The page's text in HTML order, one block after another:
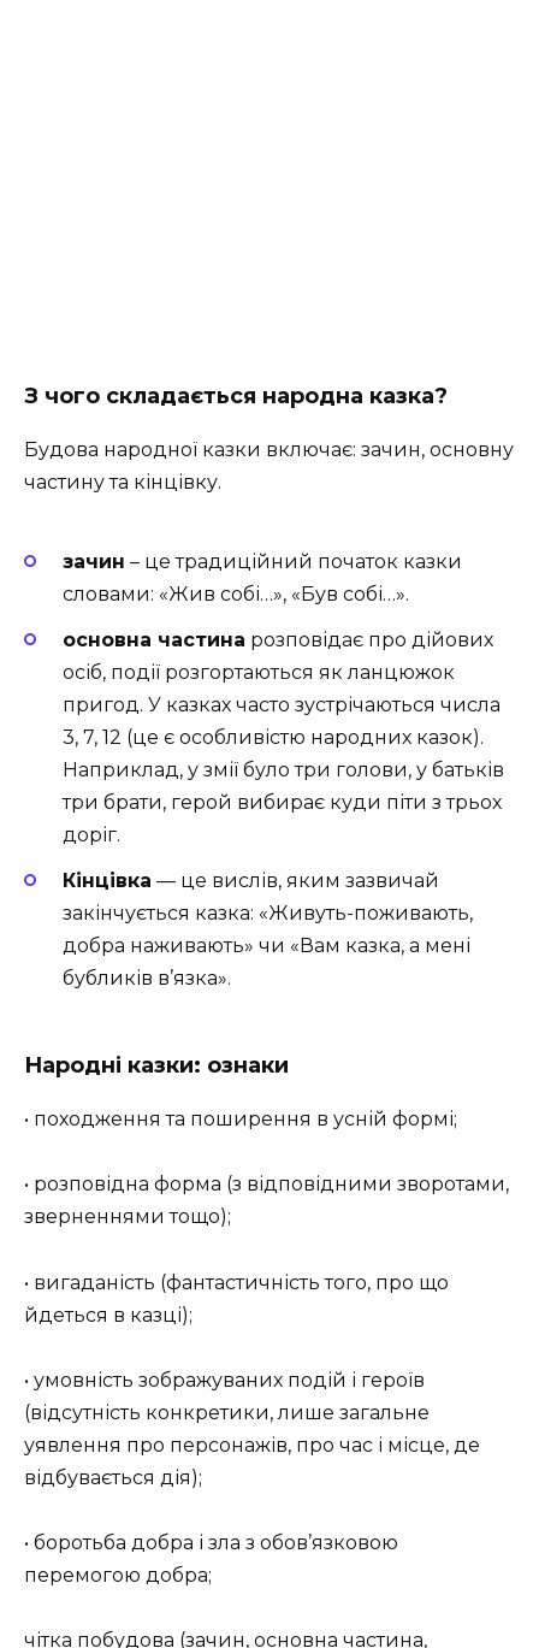
З чого складається народна казка?
Будова народної казки включає: зачин, основну
частину та кінцівку.
зачин – це традиційний початок казки
словами: «Жив собі…», «Був собі…».
основна частина розповідає про дійових
осіб, події роз­гортаються як ланцюжок
пригод. У казках часто зустрічаються числа
3, 7, 12 (це є особливістю народних казок).
Наприклад, у змії було три голови, у батьків
три брати, герой вибирає куди піти з трьох
доріг.
Кінцівка — це вислів, яким зазвичай
закінчуєть­ся казка: «Живуть-поживають,
добра наживають» чи «Вам казка, а мені
бубликів в’язка».
Народні казки: ознаки
• походження та поширення в усній формі;
• розповідна форма (з відповідними зворотами,
зверненнями тощо);
• вигаданість (фантастичність того, про що
йдеться в казці);
• умовність зображуваних подій і героїв
(відсутність конкретики, лише загальне
уявлення про персонажів, про час і місце, де
відбувається дія);
• боротьба добра і зла з обов’язковою
перемогою добра;
чітка побудова (зачин, основна частина,